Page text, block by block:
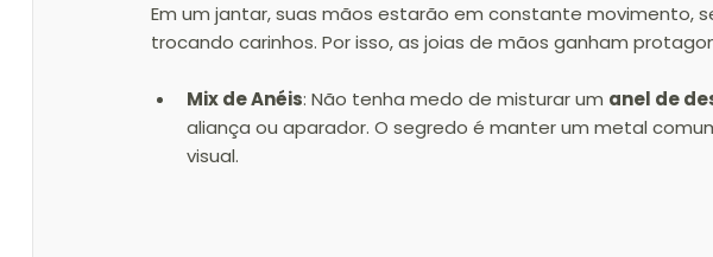
Em um jantar, suas mãos estarão em constante movimento,
trocando carinhos. Por isso, as joias de mãos ganham
Mix de Anéis: Não tenha medo de misturar um anel de
aliança ou aparador. O segredo é manter um metal
visual.